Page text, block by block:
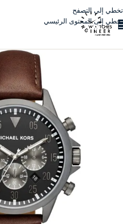
تخطي إلى التصفح
تخطي إلى المحتوى الرئيسي